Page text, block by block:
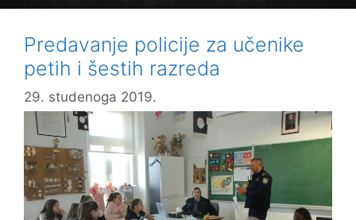
osmih
posjetili
izložbu
„Papa
Franjo
Izraelu“
Predavanje policije za učenike
petih i šestih razreda
29. studenoga 2019.